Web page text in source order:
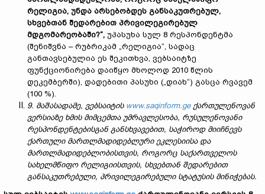
რელიგია, უნდა არსებობდეს განსაკუთრებულ,
სხვებთან შედარებით პრივილეგირებულ
მდგომარეობაში?“, უპასუხა სულ 8 რესპონდენტმა
(შენიშვნა – რუბრიკამ „რელიგია“, სადაც
განთავსებულია ეს შეკითხვა, ვებსაიტზე
ფუნქციონირება დაიწყო მხოლოდ 2010 წლის
დეკემბერში), დადებითი პასუხი („დიახ“) გასცა რვავემ
(100 %).
9. მაშასადამე, ვებსაიტის www.saqinform.ge ქართულენოვან
ვერსიაზე ხმის მიმცემთა უმრავლესობა, რუსულენოვანი
რესპონდენტებისგან განსხვავებით, საჭიროდ მიიჩნევს
ქართული მართლმადიდებლური ეკლესიისა და
მართლმადიდებლობისთვის, როგორც საქართველოს
სახელმწიფო რელიგიისთვის, სხვებთან შედარებით
განსაკუთრებული, პრივილეგირებული სტატუსის მინიჭებას.